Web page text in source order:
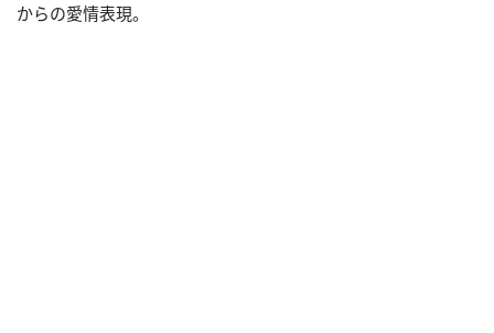
からの愛情表現。